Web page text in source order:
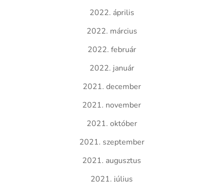
2022. április
2022. március
2022. február
2022. január
2021. december
2021. november
2021. október
2021. szeptember
2021. augusztus
2021. július